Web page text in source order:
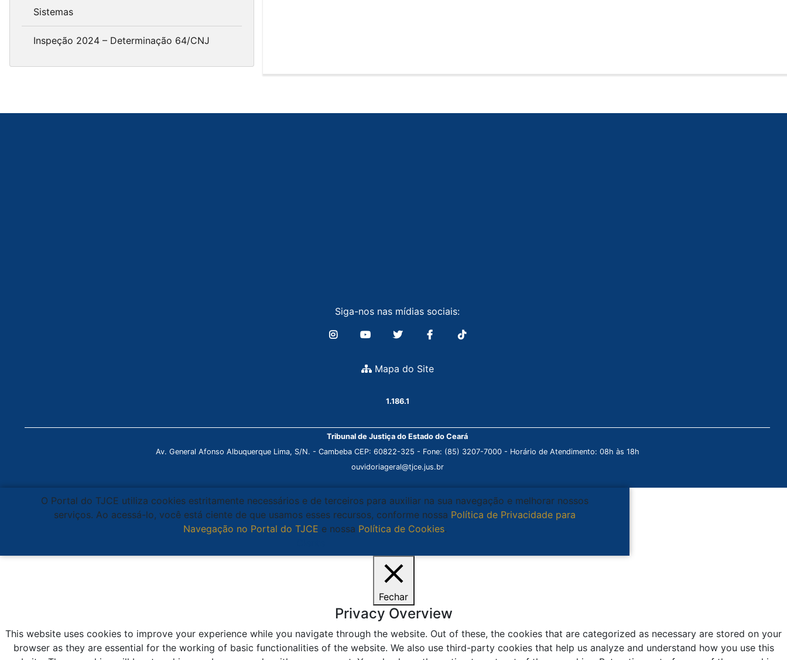
Sistemas
Inspeção 2024 – Determinação 64/CNJ
Siga-nos nas mídias sociais:
Mapa do Site
1.186.1
Tribunal de Justiça do Estado do Ceará
Av. General Afonso Albuquerque Lima, S/N. - Cambeba CEP: 60822-325 - Fone: (85) 3207-7000 - Horário de Atendimento: 08h às 18h
ouvidoriageral@tjce.jus.br
O Portal do TJCE utiliza cookies estritamente necessários e de terceiros para auxiliar na sua navegação e melhorar nossos
serviços. Ao acessá-lo, você está ciente de que usamos esses recursos, conforme nossa Política de Privacidade para
Navegação no Portal do TJCE e nossa Política de Cookies.
Fechar
Privacy Overview
This website uses cookies to improve your experience while you navigate through the website. Out of these, the cookies that are categorized as necessary are stored on your
browser as they are essential for the working of basic functionalities of the website. We also use third-party cookies that help us analyze and understand how you use this